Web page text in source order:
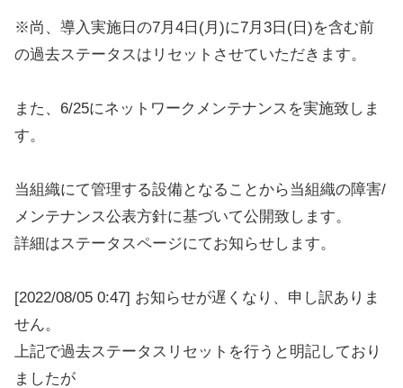
※尚、導入実施日の7月4日(月)に7月3日(日)を含む前
の過去ステータスはリセットさせていただきます。
また、6/25にネットワークメンテナンスを実施致しま
す。
当組織にて管理する設備となることから当組織の障害/
メンテナンス公表方針に基づいて公開致します。
詳細はステータスページにてお知らせします。
[2022/08/05 0:47] お知らせが遅くなり、申し訳ありま
せん。
上記で過去ステータスリセットを行うと明記しており
ましたが